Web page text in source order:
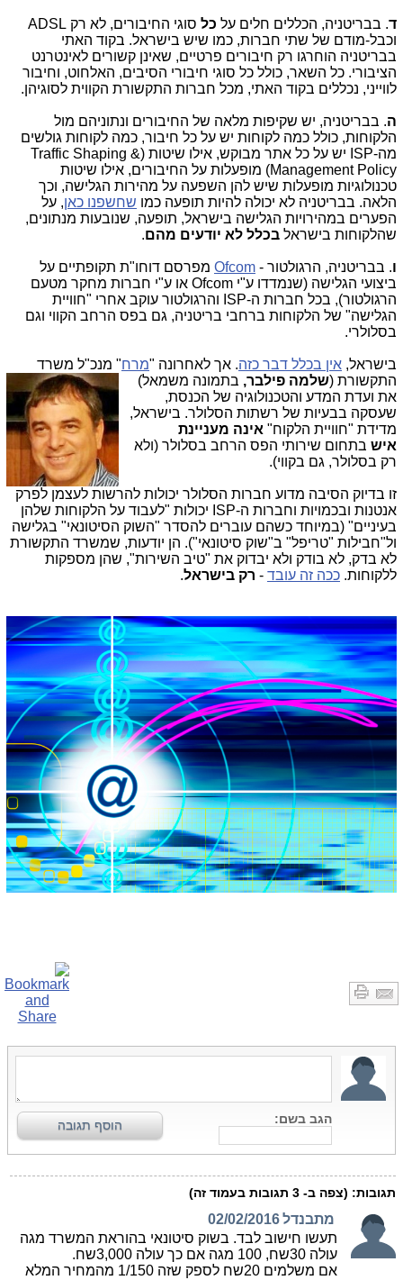
ד. בבריטניה, הכללים חלים על כל
סוגי החיבורים, לא רק ADSL
וכבל-מודם של שתי חברות, כמו שיש בישראל. בקוד האתי
בבריטניה הוחרגו רק חיבורים פרטיים, שאינן קשורים לאינטרנט
הציבורי. כל השאר, כולל כל סוגי חיבורי הסיבים, האלחוט, וחיבור
לווייני, נכללים בקוד האתי, מכל חברות התקשורת הקווית לסוגיהן.
ה. בבריטניה, יש שקיפות מלאה של החיבורים ונתוניהם מול
הלקוחות, כולל כמה לקוחות יש על כל חיבור, כמה לקוחות גולשים
מה-ISP יש על כל אתר מבוקש, אילו שיטות (Traffic Shaping &
Management Policy) מופעלות על החיבורים, אילו שיטות
טכנולוגיות מופעלות שיש להן השפעה על מהירות הגלישה, וכך
הלאה. בבריטניה לא יכולה להיות תופעה כמו שחשפנו כאן, על
הפערים במהירויות הגלישה בישראל, תופעה, שנובעות מנתונים,
שהלקוחות בישראל בכלל לא יודעים מהם.
ו. בבריטניה, הרגולטור - Ofcom מפרסם דוחו"ת תקופתיים על
ביצועי הגלישה (שנמדדו ע"י Ofcom או ע"י חברות מחקר מטעם
הרגולטור), בכל חברות ה-ISP והרגולטור עוקב אחרי "חוויית
הגלישה" של הלקוחות ברחבי בריטניה, גם בפס הרחב הקווי וגם
בסלולרי.
בישראל, אין בכלל דבר כזה. אך לאחרונה "מרח" מנכ"ל משרד
התקשורת (שלמה פילבר, בתמונה משמאל)
את ועדת המדע והטכנולוגיה של הכנסת,
שעסקה בבעיות של רשתות הסלולר. בישראל,
מדידת "חוויית הלקוח" אינה מעניינת
איש בתחום שירותי הפס הרחב בסלולר (ולא
רק בסלולר, גם בקווי).
זו בדיוק הסיבה מדוע חברות הסלולר יכולות להרשות לעצמן לפרק
אנטנות ובכמויות וחברות ה-ISP יכולות "לעבוד על הלקוחות שלהן
בעיניים" (במיוחד כשהם עוברים להסדר "השוק הסיטונאי" בגלישה
ול"חבילות "טריפל" ב"שוק סיטונאי"). הן יודעות, שמשרד התקשורת
לא בדק, לא בודק ולא יבדוק את "טיב השירות", שהן מספקות
ללקוחות. ככה זה עובד - רק בישראל.